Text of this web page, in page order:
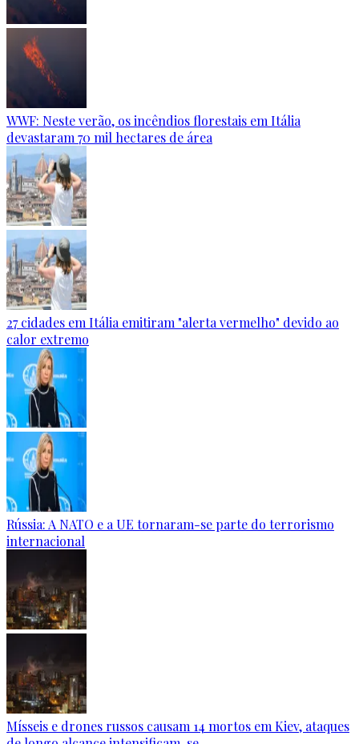
WWF: Neste verão, os incêndios florestais em Itália
devastaram 70 mil hectares de área
27 cidades em Itália emitiram "alerta vermelho" devido ao
calor extremo
Rússia: A NATO e a UE tornaram-se parte do terrorismo
internacional
Mísseis e drones russos causam 14 mortos em Kiev, ataques